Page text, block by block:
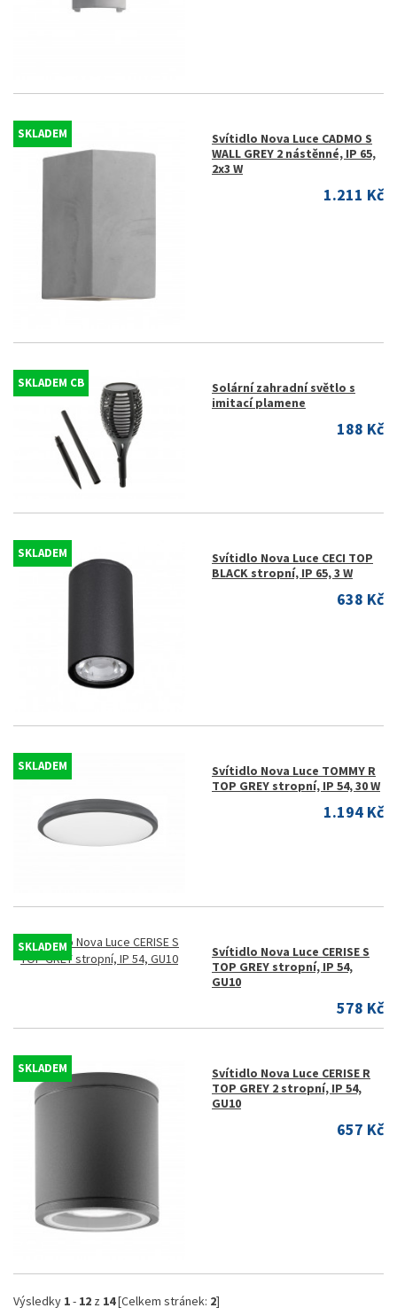
SKLADEM
Svítidlo Nova Luce CADMO S
WALL GREY 2 nástěnné, IP 65,
2x3 W
1.211 Kč
SKLADEM CB
Solární zahradní světlo s
imitací plamene
188 Kč
SKLADEM
Svítidlo Nova Luce CECI TOP
BLACK stropní, IP 65, 3 W
638 Kč
SKLADEM
Svítidlo Nova Luce TOMMY R
TOP GREY stropní, IP 54, 30 W
1.194 Kč
SKLADEM
Svítidlo Nova Luce CERISE S
TOP GREY stropní, IP 54,
GU10
578 Kč
SKLADEM
Svítidlo Nova Luce CERISE R
TOP GREY 2 stropní, IP 54,
GU10
657 Kč
Výsledky 1- 12 z 14[Celkem stránek: 2]